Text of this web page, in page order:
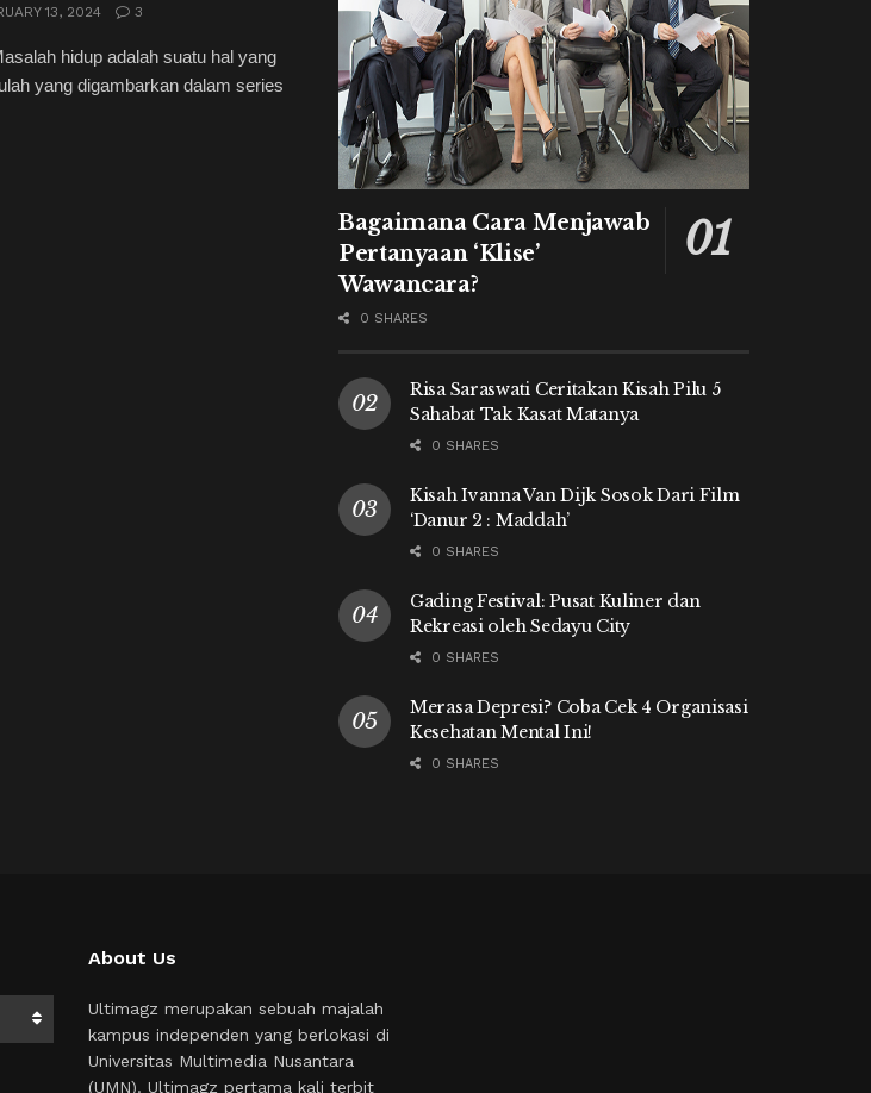
13, 2024 3
hidup adalah suatu hal yang
yang digambarkan dalam series
Bagaimana Cara Menjawab
Pertanyaan ‘Klise’
Wawancara?
0 SHARES
Risa Saraswati Ceritakan Kisah Pilu 5
Sahabat Tak Kasat Matanya
0 SHARES
Kisah Ivanna Van Dijk Sosok Dari Film
‘Danur 2 : Maddah’
0 SHARES
Gading Festival: Pusat Kuliner dan
Rekreasi oleh Sedayu City
0 SHARES
Merasa Depresi? Coba Cek 4 Organisasi
Kesehatan Mental Ini!
0 SHARES
About Us
Ultimagz merupakan sebuah majalah
kampus independen yang berlokasi di
Universitas Multimedia Nusantara
(UMN). Ultimagz pertama kali terbit